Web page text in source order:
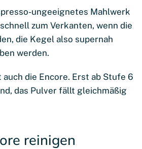
ungeeignetes Mahlwerk
zum Verkanten, wenn die
die Kegel also supernah
werden.
auch die Encore. Erst ab Stufe 6
das Pulver fällt gleichmäßig
reinigen